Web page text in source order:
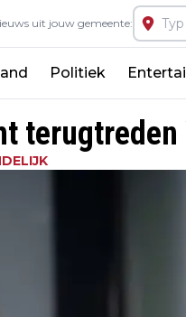
uit jouw gemeente:
Politiek